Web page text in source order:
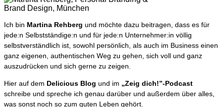
Ich bin Martina Rehberg und möchte dazu beitragen, dass es für
jede:n Selbstständige:n und für jede:n Unternehmer:in völlig
selbstverständlich ist, sowohl persönlich, als auch im Business einen
ganz eigenen, authentischen Weg zu gehen, sich voll und ganz
auszudrücken und sich gerne zu zeigen.
Hier auf dem Delicious Blog und im „Zeig dich!”-Podcast
schreibe und spreche ich genau darüber und außerdem über alles,
was sonst noch so zum guten Leben gehört.